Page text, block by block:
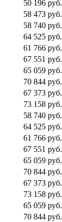
50 196 руб.
58 473 руб.
58 740 руб.
64 525 руб.
61 766 руб.
67 551 руб.
65 059 руб.
70 844 руб.
67 373 руб.
73 158 руб.
58 740 руб.
64 525 руб.
61 766 руб.
67 551 руб.
65 059 руб.
70 844 руб.
67 373 руб.
73 158 руб.
65 059 руб.
70 844 руб.